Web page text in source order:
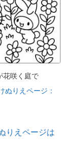
花咲く庭で
ぬりえページ：
りえページは